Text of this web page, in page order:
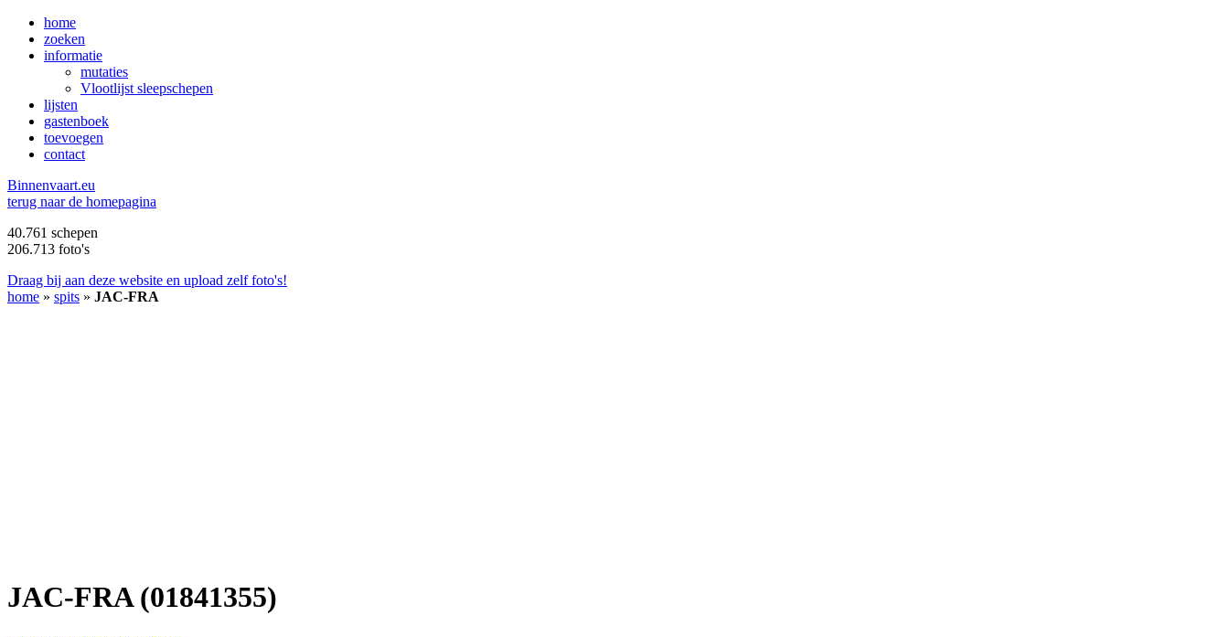
home
zoeken
informatie
mutaties
Vlootlijst sleepschepen
lijsten
gastenboek
toevoegen
contact
Binnenvaart.eu
terug naar de homepagina
40.761 schepen
206.713 foto's
Draag bij aan deze website en upload zelf foto's!
home » spits » JAC-FRA
JAC-FRA (01841355)